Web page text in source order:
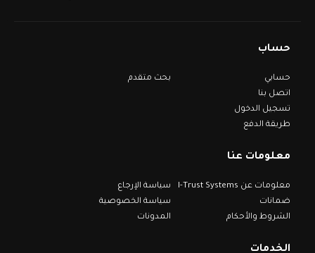
حساب
حسابي
اتصل بنا
تسجيل الدخول
طريقة الدفع
بحث متقدم
معلومات عنا
معلومات عن I-Trust Systems
ضمانات
الشروط والأحكام
سياسة الإرجاع
سياسة الخصوصية
المدونات
الخدمات